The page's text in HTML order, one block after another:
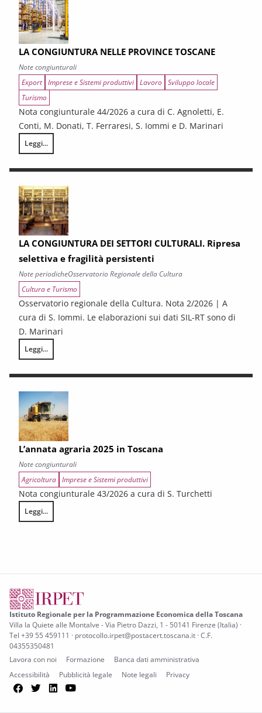
LA CONGIUNTURA NELLE PROVINCE TOSCANE
Note congiunturali
Export Imprese e Sistemi produttivi Lavoro Sviluppo locale
Turismo
Nota congiunturale 44/2026 a cura di C. Agnoletti, E.
Conti, M. Donati, T. Ferraresi, S. Iommi e D. Marinari
Leggi...
LA CONGIUNTURA NELLE PROVINCE TOSCANE
LA CONGIUNTURA DEI SETTORI CULTURALI. Ripresa
selettiva e fragilità persistenti
Note periodicheOsservatorio Regionale della Cultura
Cultura e Turismo
Osservatorio regionale della Cultura. Nota 2/2026 | A
cura di S. Iommi. Le elaborazioni sui dati SIL-RT sono di
D. Marinari
Leggi...
LA CONGIUNTURA DEI SETTORI CULTURALI. Ripresa selettiva e
L’annata agraria 2025 in Toscana
Note congiunturali
Agricoltura Imprese e Sistemi produttivi
Nota congiunturale 43/2026 a cura di S. Turchetti
Leggi...
L’annata agraria 2025 in Toscana
Istituto Regionale per la Programmazione Economica della Toscana
Villa la Quiete alle Montalve - Via Pietro Dazzi, 1 - 50141 Firenze (Italia) ·
Tel +39 55 459111 · protocollo.irpet@postacert.toscana.it · C.F.
04355350481
Lavora con noi
Formazione
Banca dati amministrativa
Accessibilità
Pubblicità legale Note legali Privacy
Facebook
TwitterLinkedIn